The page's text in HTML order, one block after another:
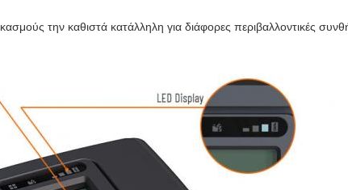
την καθιστά κατάλληλη για διάφορες περιβαλλοντικές